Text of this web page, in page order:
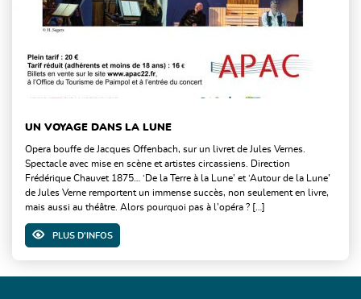
UN VOYAGE DANS LA LUNE
Opera bouffe de Jacques Offenbach, sur un livret de Jules Vernes.
Spectacle avec mise en scène et artistes circassiens. Direction
Frédérique Chauvet 1875… ‘De la Terre à la Lune’ et ‘Autour de la Lune’
de Jules Verne remportent un immense succès, non seulement en livre,
mais aussi au théâtre. Alors pourquoi pas à l’opéra ? […]
PLUS D'INFOS